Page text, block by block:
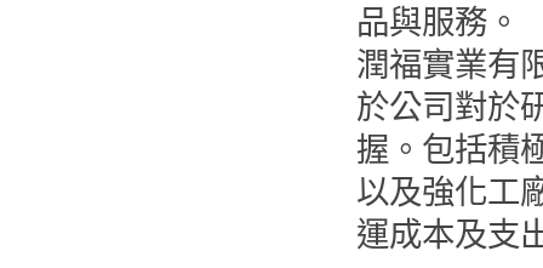
品與服務。
潤福實業有
於公司對於
握。包括積
以及強化工
運成本及支